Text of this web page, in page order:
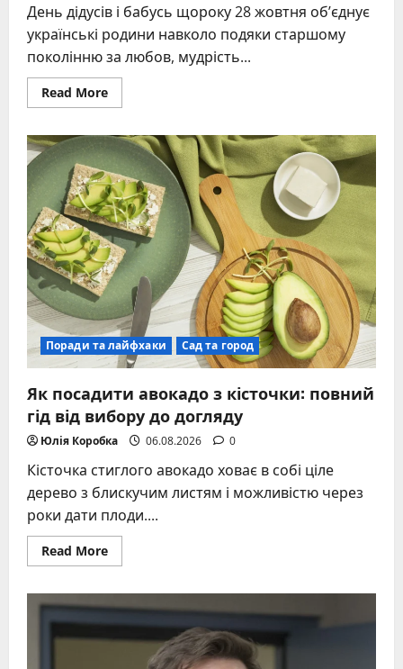
День дідусів і бабусь щороку 28 жовтня об’єднує
українські родини навколо подяки старшому
поколінню за любов, мудрість...
Read MoreRead
more
дідусів
і
бабусь:
історія,
традиції
та
ідеї
святкування
Поради та лайфхаки Сад та город
Як посадити авокадо з кісточки: повний
гід від вибору до догляду
Юлія Коробка 06.08.2026 0
Кісточка стиглого авокадо ховає в собі ціле
дерево з блискучим листям і можливістю через
роки дати плоди....
Read MoreRead
more
авокадо
з
кісточки:
повний